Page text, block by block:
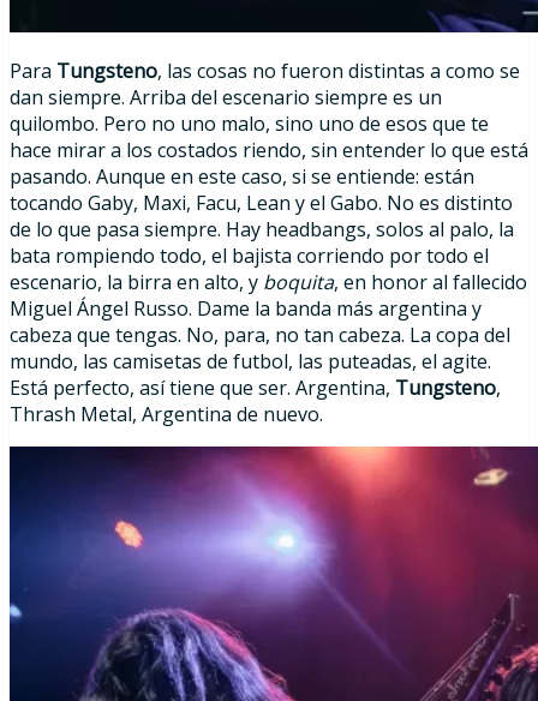
Para Tungsteno, las cosas no fueron distintas a como se
dan siempre. Arriba del escenario siempre es un
quilombo. Pero no uno malo, sino uno de esos que te
hace mirar a los costados riendo, sin entender lo que está
pasando. Aunque en este caso, si se entiende: están
tocando Gaby, Maxi, Facu, Lean y el Gabo. No es distinto
de lo que pasa siempre. Hay headbangs, solos al palo, la
bata rompiendo todo, el bajista corriendo por todo el
escenario, la birra en alto, y boquita, en honor al fallecido
Miguel Ángel Russo. Dame la banda más argentina y
cabeza que tengas. No, para, no tan cabeza. La copa del
mundo, las camisetas de futbol, las puteadas, el agite.
Está perfecto, así tiene que ser. Argentina, Tungsteno,
Thrash Metal, Argentina de nuevo.